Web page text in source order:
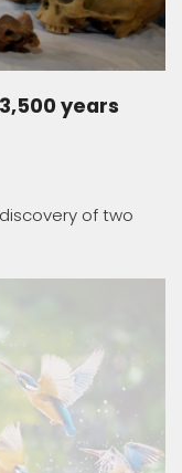
years
of two